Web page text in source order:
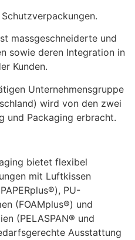
massgeschneiderte und
sowie deren Integration in
Kunden.
Unternehmensgruppe
wird von den zwei
und Packaging erbracht.
bietet flexibel
mit Luftkissen
PU-
(FOAMplus®) und
(PELASPAN® und
Ausstattung